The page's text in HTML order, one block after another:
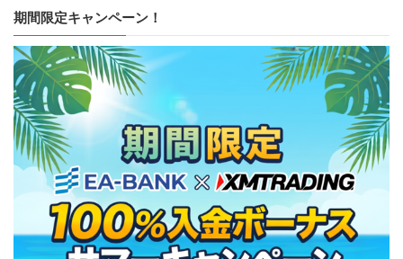
期間限定キャンペーン！